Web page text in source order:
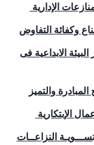
الإدارية
وكفائة التفاوض
الابداعية فى
والتميز
الإبتكارية
النزاعــات